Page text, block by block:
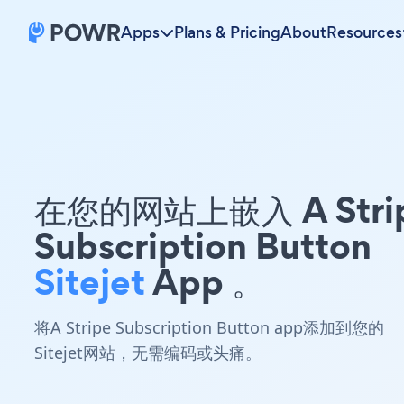
Apps Plans & PricingAboutResources
在您的网站上嵌入 A
Subscription Button
SitejetApp 。
将A Stripe Subscription Button app添加到您的
Sitejet网站，无需编码或头痛。